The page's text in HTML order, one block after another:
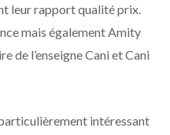
leur rapport qualité prix.
mais également Amity
de l’enseigne Cani et Cani
intéressant